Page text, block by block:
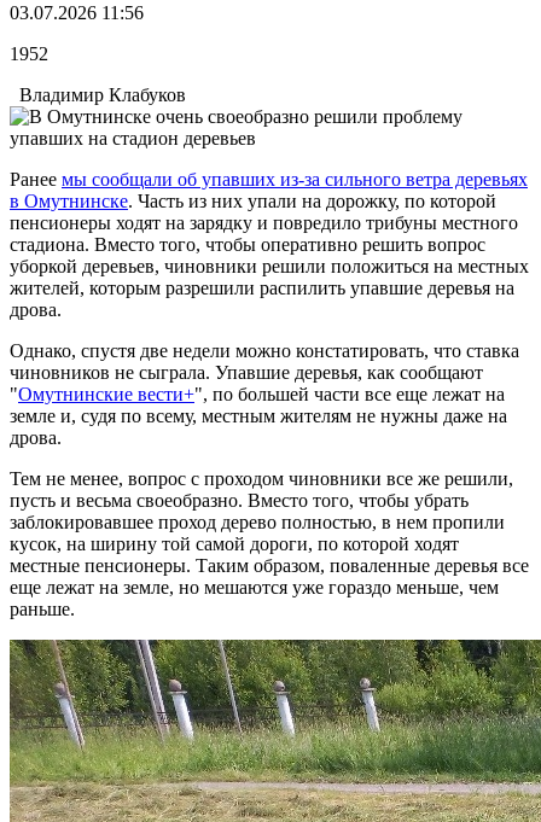
03.07.2026 11:56
1952
Владимир Клабуков
Ранее мы сообщали об упавших из-за сильного ветра деревьях
в Омутнинске. Часть из них упали на дорожку, по которой
пенсионеры ходят на зарядку и повредило трибуны местного
стадиона. Вместо того, чтобы оперативно решить вопрос
уборкой деревьев, чиновники решили положиться на местных
жителей, которым разрешили распилить упавшие деревья на
дрова.
Однако, спустя две недели можно констатировать, что ставка
чиновников не сыграла. Упавшие деревья, как сообщают
"Омутнинские вести+", по большей части все еще лежат на
земле и, судя по всему, местным жителям не нужны даже на
дрова.
Тем не менее, вопрос с проходом чиновники все же решили,
пусть и весьма своеобразно. Вместо того, чтобы убрать
заблокировавшее проход дерево полностью, в нем пропили
кусок, на ширину той самой дороги, по которой ходят
местные пенсионеры. Таким образом, поваленные деревья все
еще лежат на земле, но мешаются уже гораздо меньше, чем
раньше.